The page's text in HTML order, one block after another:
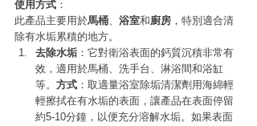
使用方式 ：
此產品主要用於馬桶、 浴室和廚房 ，特別適合清
除有水垢累積的地方。
去除水垢 ：它對衛浴表面的鈣質沉積非常有
效，適用於馬桶、洗手台、淋浴間和浴缸
等。 方式 ：取適量浴室除垢清潔劑用海綿輕
輕擦拭在有水垢的表面，讓產品在表面停留
約5-10分鐘，以便充分溶解水垢。如果表面